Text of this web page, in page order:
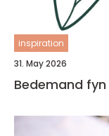
inspiration
31. May 2026